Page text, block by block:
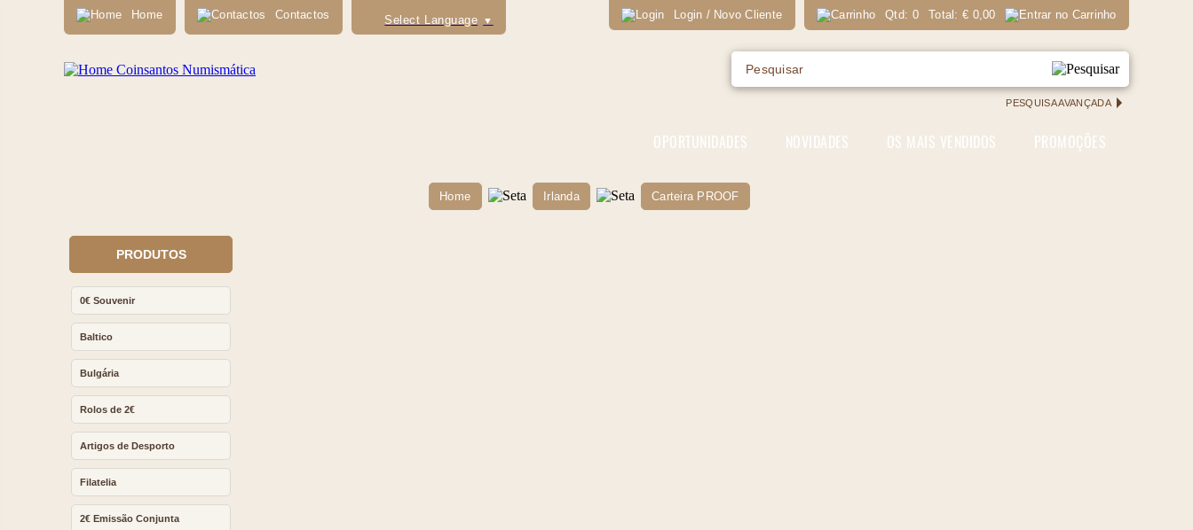
Home Contactos Select Language ▼ Login / Novo Cliente Qtd: 0 Total: € 0,00
PESQUISA AVANÇADA
OPORTUNIDADES NOVIDADES OS MAIS VENDIDOS PROMOÇÕES
Home Irlanda Carteira PROOF
PRODUTOS
0€ Souvenir
Baltico
Bulgária
Rolos de 2€
Artigos de Desporto
Filatelia
2€ Emissão Conjunta